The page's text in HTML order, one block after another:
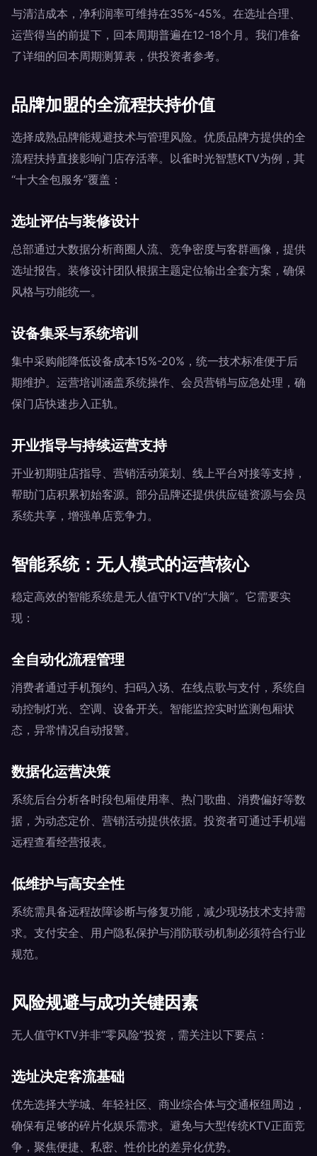
与清洁成本，净利润率可维持在35%-45%。在选址合理、
运营得当的前提下，回本周期普遍在12-18个月。我们准备
了详细的回本周期测算表，供投资者参考。
品牌加盟的全流程扶持价值
选择成熟品牌能规避技术与管理风险。优质品牌方提供的全
流程扶持直接影响门店存活率。以雀时光智慧KTV为例，其
“十大全包服务”覆盖：
选址评估与装修设计
总部通过大数据分析商圈人流、竞争密度与客群画像，提供
选址报告。装修设计团队根据主题定位输出全套方案，确保
风格与功能统一。
设备集采与系统培训
集中采购能降低设备成本15%-20%，统一技术标准便于后
期维护。运营培训涵盖系统操作、会员营销与应急处理，确
保门店快速步入正轨。
开业指导与持续运营支持
开业初期驻店指导、营销活动策划、线上平台对接等支持，
帮助门店积累初始客源。部分品牌还提供供应链资源与会员
系统共享，增强单店竞争力。
智能系统：无人模式的运营核心
稳定高效的智能系统是无人值守KTV的“大脑”。它需要实
现：
全自动化流程管理
消费者通过手机预约、扫码入场、在线点歌与支付，系统自
动控制灯光、空调、设备开关。智能监控实时监测包厢状
态，异常情况自动报警。
数据化运营决策
系统后台分析各时段包厢使用率、热门歌曲、消费偏好等数
据，为动态定价、营销活动提供依据。投资者可通过手机端
远程查看经营报表。
低维护与高安全性
系统需具备远程故障诊断与修复功能，减少现场技术支持需
求。支付安全、用户隐私保护与消防联动机制必须符合行业
规范。
风险规避与成功关键因素
无人值守KTV并非“零风险”投资，需关注以下要点：
选址决定客流基础
优先选择大学城、年轻社区、商业综合体与交通枢纽周边，
确保有足够的碎片化娱乐需求。避免与大型传统KTV正面竞
争，聚焦便捷、私密、性价比的差异化优势。